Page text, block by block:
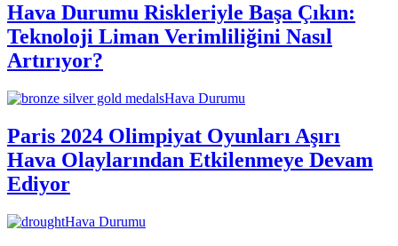
Hava Durumu Riskleriyle Başa Çıkın:
Teknoloji Liman Verimliliğini Nasıl
Artırıyor?
Hava Durumu
Paris 2024 Olimpiyat Oyunları Aşırı
Hava Olaylarından Etkilenmeye Devam
Ediyor
Hava Durumu